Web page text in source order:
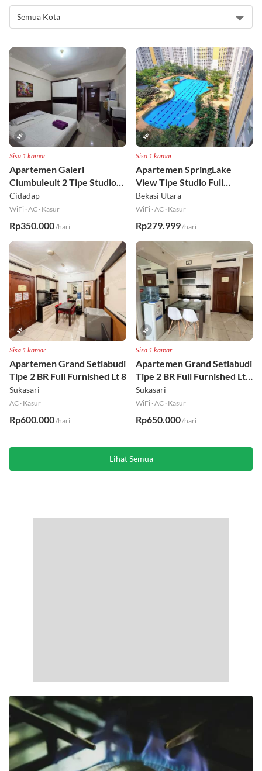
Sisa 1 kamar
Apartemen Galeri
Ciumbuleuit 2 Tipe Studio
Full Furnished Lt 30
Cidadap
WiFi ·AC · Kasur
Rp350.000/hari
Sisa 1 kamar
Apartemen SpringLake
View Tipe Studio Full
Furnished Lt 2
Bekasi Utara
WiFi ·AC · Kasur
Rp279.999/hari
Sisa 1 kamar
Apartemen Grand Setiabudi
Tipe 2 BR Full Furnished Lt 8
Sukasari
AC · Kasur
Rp600.000/hari
Sisa 1 kamar
Apartemen Grand Setiabudi
Tipe 2 BR Full Furnished Lt
19
Sukasari
WiFi ·AC · Kasur
Rp650.000/hari
Lihat Semua